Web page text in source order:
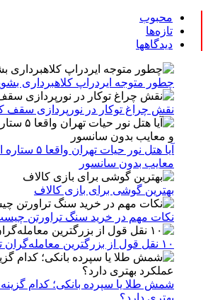
محبوب
تازه‌ها
دیدگاهها
چطور متوجه ایردراپ کلاهبرداری
نقش چراغ توکار در نورپردازی سقف
آیا هتل نور
معایب بدون سانسور
بهترین گوشی برای بازی کالاف
نکات مهم در خرید سنگ تراورتن
۱۰ نقل قول از بزرگترین معامله‌گران تاریخ که باید بخوانید
شمش طلا یا سپرده بانکی؛ کدام گزینه